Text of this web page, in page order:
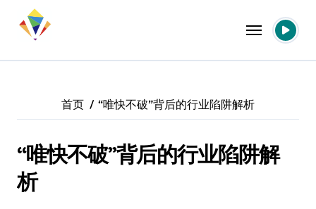
首页 “唯快不破”背后的行业陷阱解析
“唯快不破”背后的行业陷阱解
析